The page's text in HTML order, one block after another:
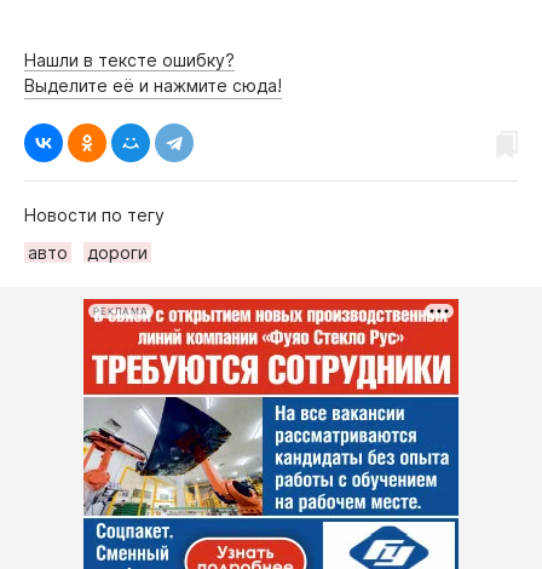
Нашли в тексте ошибку?
Выделите её и нажмите сюда!
Новости по тегу
авто
дороги
РЕКЛАМА